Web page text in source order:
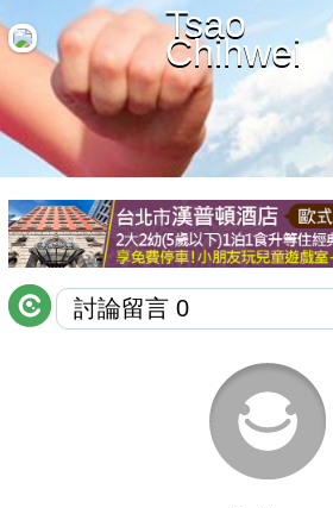
最新留言
商家合作
推薦景點
討論區
聯絡我們
Tsao
Chihwei